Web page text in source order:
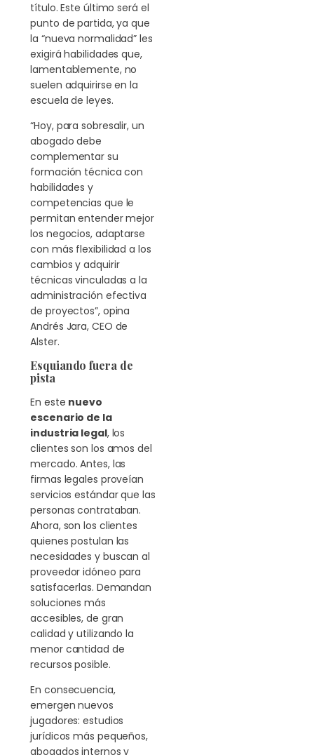
título. Este último será el
punto de partida, ya que
la “nueva normalidad” les
exigirá habilidades que,
lamentablemente, no
suelen adquirirse en la
escuela de leyes.
“Hoy, para sobresalir, un
abogado debe
complementar su
formación técnica con
habilidades y
competencias que le
permitan entender mejor
los negocios, adaptarse
con más flexibilidad a los
cambios y adquirir
técnicas vinculadas a la
administración efectiva
de proyectos”, opina
Andrés Jara, CEO de
Alster.
Esquiando fuera de
pista
En este nuevo
escenario de la
industria legal, los
clientes son los amos del
mercado. Antes, las
firmas legales proveían
servicios estándar que las
personas contrataban.
Ahora, son los clientes
quienes postulan las
necesidades y buscan al
proveedor idóneo para
satisfacerlas. Demandan
soluciones más
accesibles, de gran
calidad y utilizando la
menor cantidad de
recursos posible.
En consecuencia,
emergen nuevos
jugadores: estudios
jurídicos más pequeños,
abogados internos y